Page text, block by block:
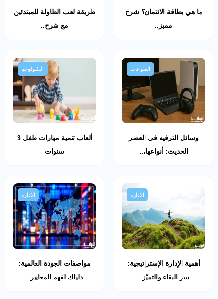
ما هي بطاقة الائتمان؟ شرح
مميز..
طريقة لعب الطاولة للمبتدئين
مع شرح..
المنوعات
وسائل الترفيه في العصر
الحديث: أنواعها،..
التكنولوجيا
ألعاب تنمية مهارات طفل 3
سنوات
الإدارة
أهمية الإدارة الإستراتيجية:
سر البقاء والتميّز..
الإدارة
مواصفات الجودة العالمية:
دليلك لفهم المعايير..